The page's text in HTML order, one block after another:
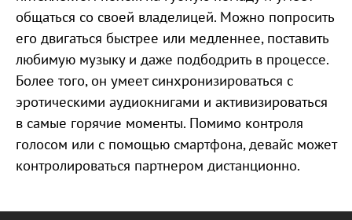
общаться со своей владелицей. Можно попросить
его двигаться быстрее или медленнее, поставить
любимую музыку и даже подбодрить в процессе.
Более того, он умеет синхронизироваться с
эротическими аудиокнигами и активизироваться
в самые горячие моменты. Помимо контроля
голосом или с помощью смартфона, девайс может
контролироваться партнером дистанционно.